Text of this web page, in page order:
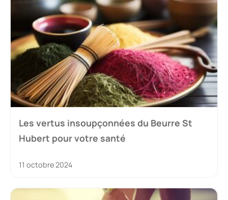
Les vertus insoupçonnées du Beurre St
Hubert pour votre santé
11 octobre 2024